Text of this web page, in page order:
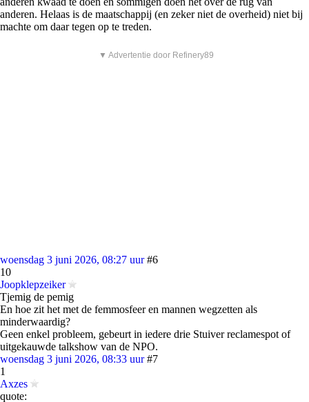
anderen. Helaas is de maatschappij (en zeker niet de overheid) niet bij
machte om daar tegen op te treden.
▼ Advertentie door Refinery89
woensdag 3 juni 2026, 08:27 uur #6
10
Joopklepzeiker
Tjemig de pemig
En hoe zit het met de femmosfeer en mannen wegzetten als
minderwaardig?
Geen enkel probleem, gebeurt in iedere drie Stuiver reclamespot of
uitgekauwde talkshow van de NPO.
woensdag 3 juni 2026, 08:33 uur #7
1
Axzes
quote: